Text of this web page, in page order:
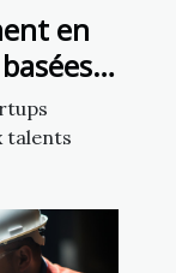
en
à
talents